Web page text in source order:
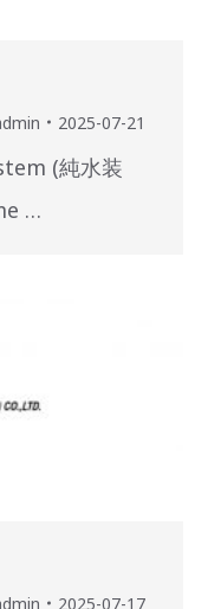
2025-07-21
(純水装
…
2025-07-17